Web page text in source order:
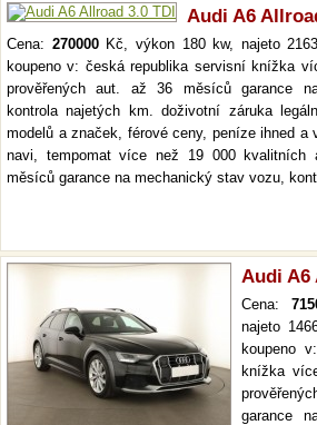
Audi A6
Cena: 270000Kč, výkon 180 kw, najeto
koupeno v: česká republika servisní knížka
prověřených aut. až 36 měsíců garance
kontrola najetých km. doživotní záruka
modelů a značek, férové ceny, peníze ihned a
navi, tempomat více než 19 000 kvalitních
měsíců garance na mechanický stav vozu,
Audi A6
Cena:
najeto
koupeno
knížka
garance